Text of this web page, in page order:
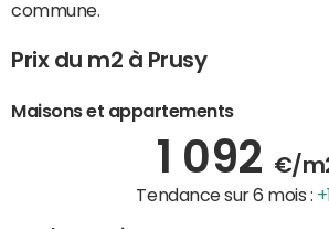
commune.
Prix du m2 à Prusy
Maisons et appartements
1 092 €/
Tendance sur 6 mois :